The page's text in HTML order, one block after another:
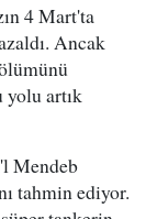
4 Mart'ta
Ancak
yolu artık
Mendeb
tahmin ediyor.